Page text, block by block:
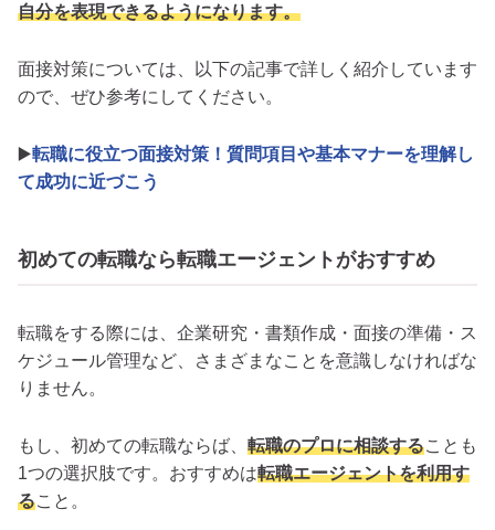
自分を表現できるようになります。
面接対策については、以下の記事で詳しく紹介しています
ので、ぜひ参考にしてください。
▶️転職に役立つ面接対策！質問項目や基本マナーを理解し
て成功に近づこう
初めての転職なら転職エージェントがおすすめ
転職をする際には、企業研究・書類作成・面接の準備・ス
ケジュール管理など、さまざまなことを意識しなければな
りません。
もし、初めての転職ならば、 転職のプロに相談することも
1つの選択肢です。おすすめは転職エージェントを利用す
ること。